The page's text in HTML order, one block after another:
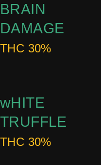
BRAIN
DAMAGE
THC 30%
wHITE
TRUFFLE
THC 30%